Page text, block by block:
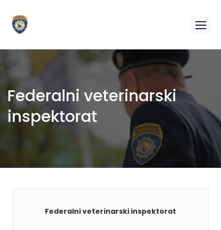
Federalni veterinarski
inspektorat
Federalni veterinarski inspektorat